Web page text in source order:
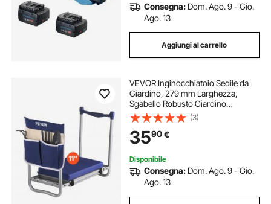
Consegna: Dom. Ago. 9 - Gio.
Ago. 13
Aggiungi al carrello
VEVOR Inginocchiatoio Sedile da
Giardino, 279 mm Larghezza,
Sgabello Robusto Giardino
Pieghevole, Allevia Dolore al
Ginocchio alla Schiena, Panca
Giardino Portatile con 1 Borsa per
Attrezzi
(3)
3590€
Disponibile
Consegna: Dom. Ago. 9 - Gio.
Ago. 13